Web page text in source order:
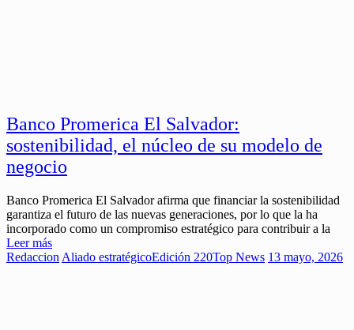
Banco Promerica El Salvador:
sostenibilidad, el núcleo de su modelo de
negocio
Banco Promerica El Salvador afirma que financiar la sostenibilidad
garantiza el futuro de las nuevas generaciones, por lo que la ha
incorporado como un compromiso estratégico para contribuir a la
Leer más
Redaccion Aliado estratégicoEdición 220Top News 13 mayo, 2026